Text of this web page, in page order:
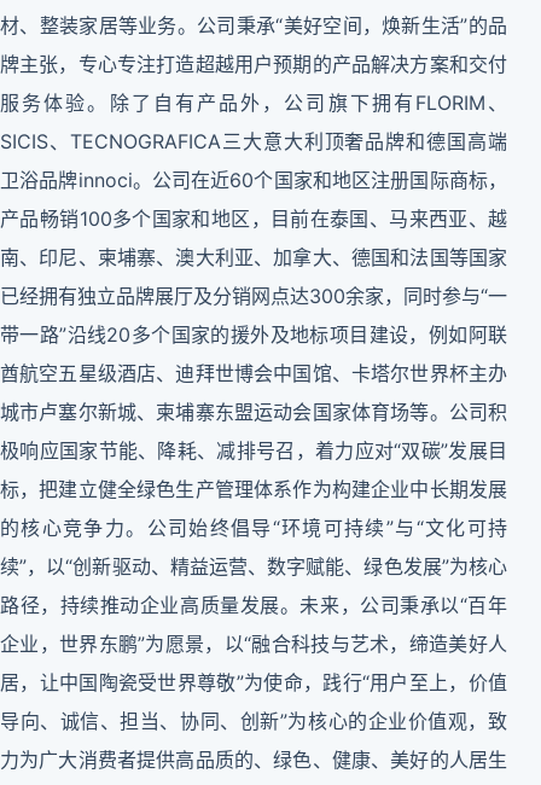
材、整装家居等业务。公司秉承“美好空间，焕新生活”的品
牌主张，专心专注打造超越用户预期的产品解决方案和交付
服务体验。除了自有产品外，公司旗下拥有FLORIM、
SICIS、TECNOGRAFICA三大意大利顶奢品牌和德国高端
卫浴品牌innoci。公司在近60个国家和地区注册国际商标，
产品畅销100多个国家和地区，目前在泰国、马来西亚、越
南、印尼、柬埔寨、澳大利亚、加拿大、德国和法国等国家
已经拥有独立品牌展厅及分销网点达300余家，同时参与“一
带一路”沿线20多个国家的援外及地标项目建设，例如阿联
酋航空五星级酒店、迪拜世博会中国馆、卡塔尔世界杯主办
城市卢塞尔新城、柬埔寨东盟运动会国家体育场等。公司积
极响应国家节能、降耗、减排号召，着力应对“双碳”发展目
标，把建立健全绿色生产管理体系作为构建企业中长期发展
的核心竞争力。公司始终倡导“环境可持续”与“文化可持
续”，以“创新驱动、精益运营、数字赋能、绿色发展”为核心
路径，持续推动企业高质量发展。未来，公司秉承以“百年
企业，世界东鹏”为愿景，以“融合科技与艺术，缔造美好人
居，让中国陶瓷受世界尊敬”为使命，践行“用户至上，价值
导向、诚信、担当、协同、创新”为核心的企业价值观，致
力为广大消费者提供高品质的、绿色、健康、美好的人居生